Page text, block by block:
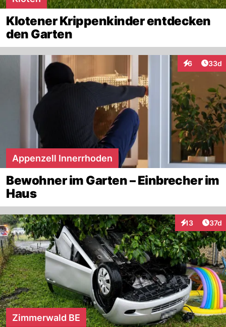
Klotener Krippenkinder entdecken
den Garten
6
Interaktionen
33d
Appenzell Innerrhoden
Bewohner im Garten – Einbrecher im
Haus
13
Interaktionen
37d
Zimmerwald BE